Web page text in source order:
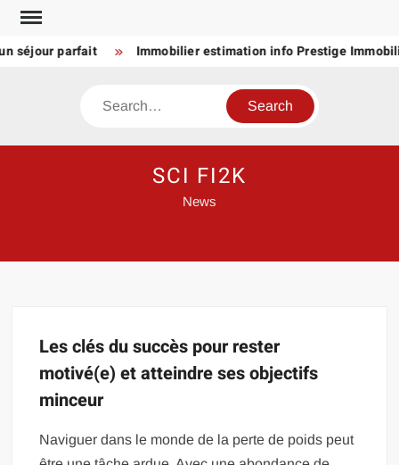
Skip
content
séjour parfait Immobilier estimation info Prestige
Search
SCI FI2K
News
Les clés du succès pour rester
motivé(e) et atteindre ses objectifs
minceur
Naviguer dans le monde de la perte de poids peut